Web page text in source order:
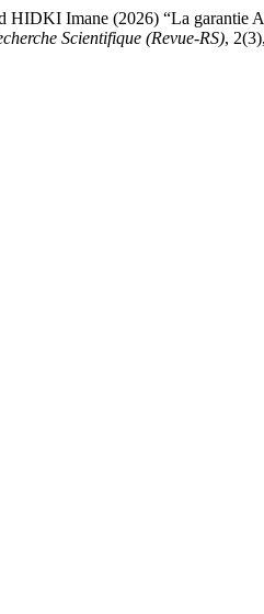
Imane (2026) “La garantie
Scientifique (Revue-RS),